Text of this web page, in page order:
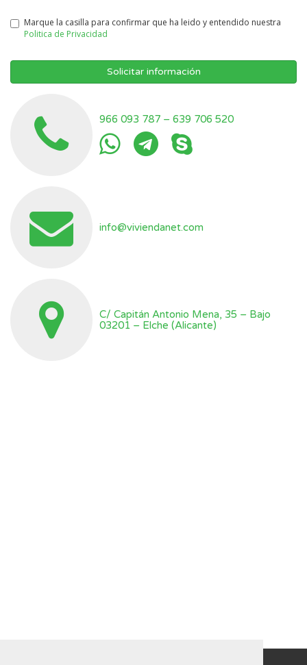
Marque la casilla para confirmar que ha leido y entendido nuestra
Politica de Privacidad
Solicitar información
966 093 787 – 639 706 520
info@viviendanet.com
C/ Capitán Antonio Mena, 35 – Bajo
03201 – Elche (Alicante)